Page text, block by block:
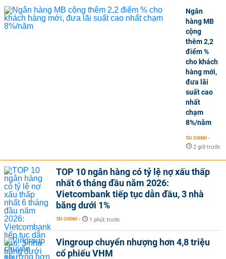
Ngân
hàng MB
cộng
thêm 2,2
điểm %
cho khách
hàng mới,
đưa lãi
suất cao
nhất
chạm
8%/năm
TÀI CHÍNH -
2 giờ trước
TOP 10 ngân hàng có tỷ lệ nợ xấu thấp
nhất 6 tháng đầu năm 2026:
Vietcombank tiếp tục dẫn đầu, 3 nhà
băng dưới 1%
TÀI CHÍNH - 1 phút trước
Vingroup chuyển nhượng hơn 4,8 triệu
cổ phiếu VHM